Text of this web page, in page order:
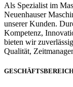
Als Spezialist im
Neuenhauser
unserer Kunden.
Kompetenz,
bieten wir
Qualität,